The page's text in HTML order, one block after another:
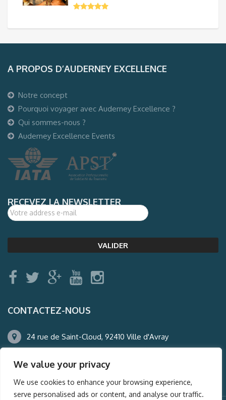
We value your privacy
We use cookies to enhance your browsing experience,
serve personalised ads or content, and analyse our traffic.
A PROPOS D’AUDERNEY EXCELLENCE
Notre concept
Pourquoi voyager avec Auderney Excellence ?
Qui sommes-nous ?
Auderney Excellence Events
RECEVEZ LA NEWSLETTER
CONTACTEZ-NOUS
24 rue de Saint-Cloud, 92410 Ville d'Avray